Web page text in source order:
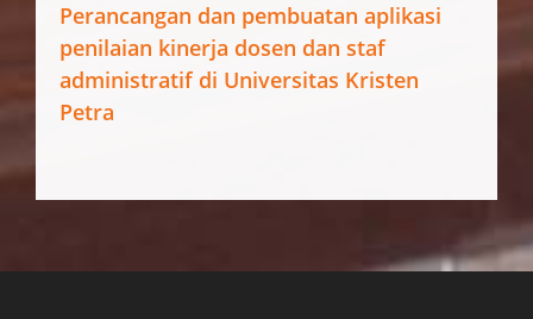
Perancangan dan pembuatan aplikasi
penilaian kinerja dosen dan staf
administratif di Universitas Kristen
Petra